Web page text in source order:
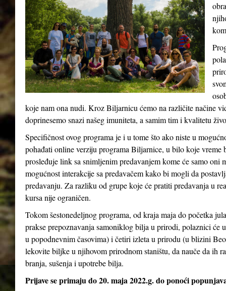
koje nam ona nudi. Kroz Biljarnicu ćemo na različite načine
doprinesemo snazi našeg imuniteta, a samim tim i kvalitetu
Specifičnost ovog programa je i u tome što ako niste u
pohađati online verziju programa Biljarnice, u bilo koje vreme
prosleđuje link sa snimljenim predavanjem kome će samo
mogućnost interakcije sa predavačem kako bi mogli da
predavanju. Za razliku od grupe koje će pratiti predavanja u
kursa nije ograničen.
Tokom šestonedeljnog programa, od kraja maja do početka
prakse prepoznavanja samoniklog bilja u prirodi, polaznici će
u popodnevnim časovima) i četiri izleta u prirodu (u blizini
lekovite biljke u njihovom prirodnom staništu, da nauče da ih
branja, sušenja i upotrebe bilja.
Prijave se primaju do 20. maja 2022.g. do ponoći